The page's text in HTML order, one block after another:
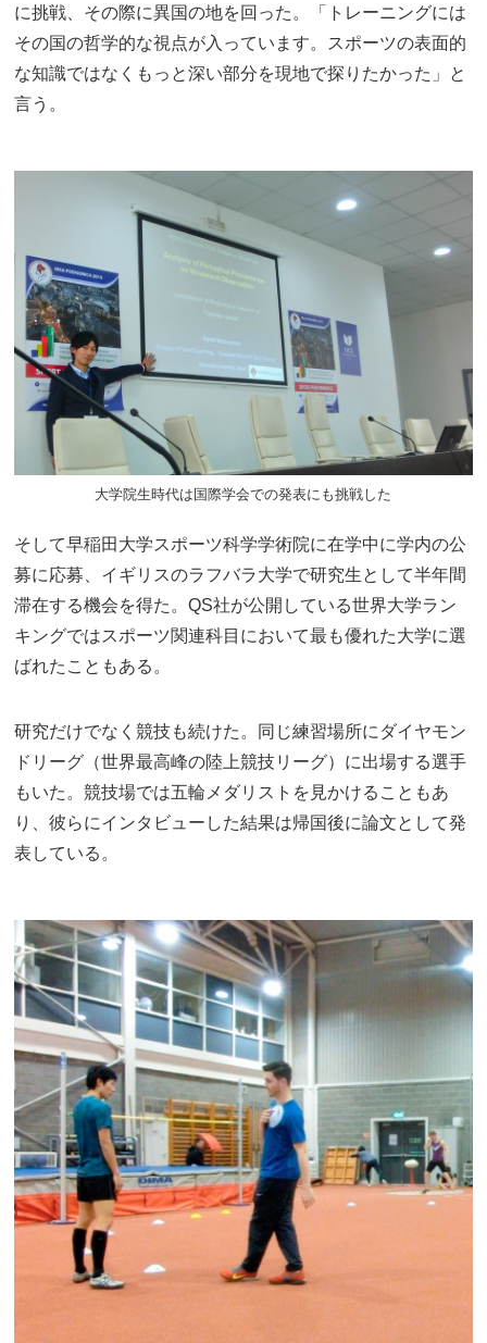
に挑戦、その際に異国の地を回った。「トレーニングには
その国の哲学的な視点が入っています。スポーツの表面的
な知識ではなくもっと深い部分を現地で探りたかった」と
言う。
大学院生時代は国際学会での発表にも挑戦した
そして早稲田大学スポーツ科学学術院に在学中に学内の公
募に応募、イギリスのラフバラ大学で研究生として半年間
滞在する機会を得た。QS社が公開している世界大学ラン
キングではスポーツ関連科目において最も優れた大学に選
ばれたこともある。
研究だけでなく競技も続けた。同じ練習場所にダイヤモン
ドリーグ（世界最高峰の陸上競技リーグ）に出場する選手
もいた。競技場では五輪メダリストを見かけることもあ
り、彼らにインタビューした結果は帰国後に論文として発
表している。